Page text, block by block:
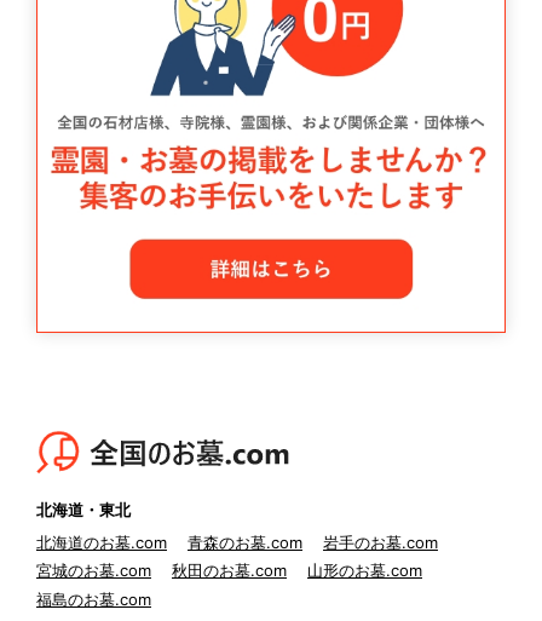
北海道・東北
北海道のお墓.com
青森のお墓.com
岩手のお墓.com
宮城のお墓.com
秋田のお墓.com
山形のお墓.com
福島のお墓.com